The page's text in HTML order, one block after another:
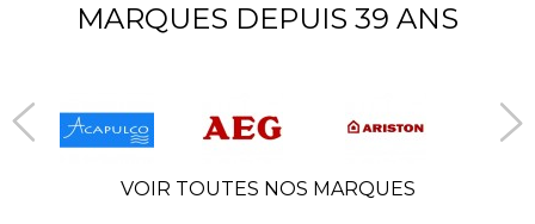
MARQUES DEPUIS 39 ANS
VOIR TOUTES NOS MARQUES